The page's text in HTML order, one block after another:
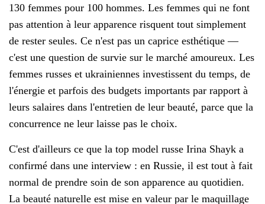
130 femmes pour 100 hommes. Les femmes qui ne font
pas attention à leur apparence risquent tout simplement
de rester seules. Ce n'est pas un caprice esthétique —
c'est une question de survie sur le marché amoureux. Les
femmes russes et ukrainiennes investissent du temps, de
l'énergie et parfois des budgets importants par rapport à
leurs salaires dans l'entretien de leur beauté, parce que la
concurrence ne leur laisse pas le choix.
C'est d'ailleurs ce que la top model russe Irina Shayk a
confirmé dans une interview : en Russie, il est tout à fait
normal de prendre soin de son apparence au quotidien.
La beauté naturelle est mise en valeur par le maquillage